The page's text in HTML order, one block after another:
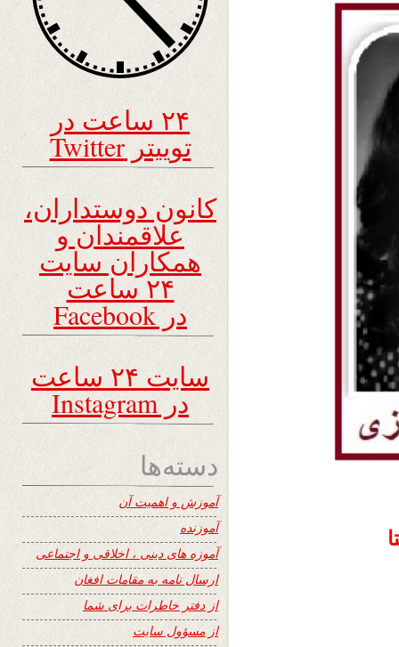
۲۴ ساعت در
توییتر Twitter
کانون دوستداران،
علاقمندان و
همکاران سایت
۲۴ ساعت
در Facebook
سایت ۲۴ ساعت
در Instagram
دسته‌ها
آموزش و اهمیت آن
آموزنده
آموزه های دینی ، اخلاقی و اجتماعی
ارسال نامه به مقامات افغان
از دفتر خاطرات برای شما
از مسؤول سایت